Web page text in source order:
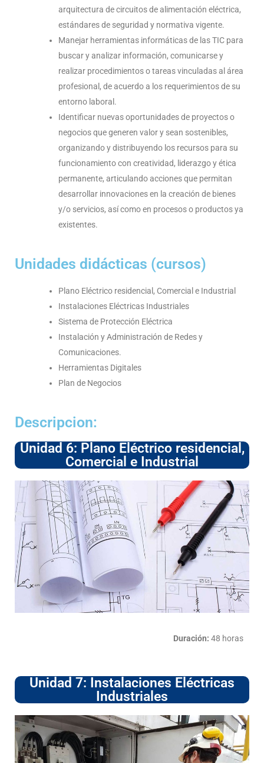
arquitectura de circuitos de alimentación eléctrica,
estándares de seguridad y normativa vigente.
Manejar herramientas informáticas de las TIC para
buscar y analizar información, comunicarse y
realizar procedimientos o tareas vinculadas al área
profesional, de acuerdo a los requerimientos de su
entorno laboral.
Identificar nuevas oportunidades de proyectos o
negocios que generen valor y sean sostenibles,
organizando y distribuyendo los recursos para su
funcionamiento con creatividad, liderazgo y ética
permanente, articulando acciones que permitan
desarrollar innovaciones en la creación de bienes
y/o servicios, así como en procesos o productos ya
existentes.
Unidades didácticas (cursos)
Plano Eléctrico residencial, Comercial e Industrial
Instalaciones Eléctricas Industriales
Sistema de Protección Eléctrica
Instalación y Administración de Redes y
Comunicaciones.
Herramientas Digitales
Plan de Negocios
Descripcion:
Unidad 6: Plano Eléctrico residencial,
Comercial e Industrial
Duración: 48 horas
Unidad 7: Instalaciones Eléctricas
Industriales